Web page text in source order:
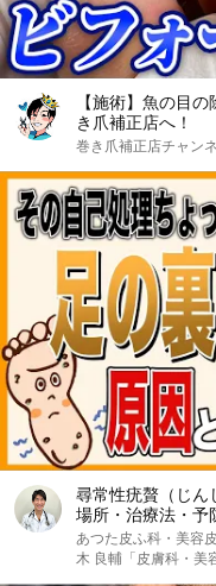
【施術】魚の目
き爪補正店へ！
巻き爪補正店チャン
尋常性疣贅（じん
場所・治療法・予
あつた皮ふ科・美容
木 良輔「皮膚科・美